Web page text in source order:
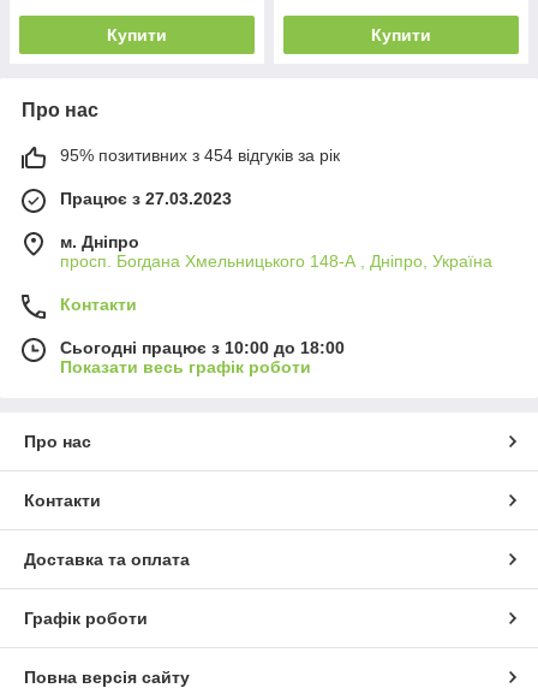
Купити Купити
Про нас
95% позитивних з 454 відгуків за рік
Працює з 27.03.2023
м. Дніпро
просп. Богдана Хмельницького 148-А , Дніпро, Україна
Контакти
Сьогодні працює з 10:00 до 18:00
Показати весь графік роботи
Про нас
Контакти
Доставка та оплата
Графік роботи
Повна версія сайту